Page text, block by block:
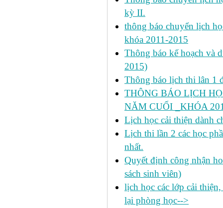
kỳ II.
thông báo chuyển lịch
khóa 2011-2015
Thông báo kế hoạch và
2015)
Thông báo lịch thi lân 1
THÔNG BÁO LỊCH
NĂM CUỐI _KHÓA
Lịch học cải thiện dành
Lịch thi lần 2 các học
nhất.
Quyết định công nhận
sách sinh viên)
lịch học các lớp cải
lại phòng học-->